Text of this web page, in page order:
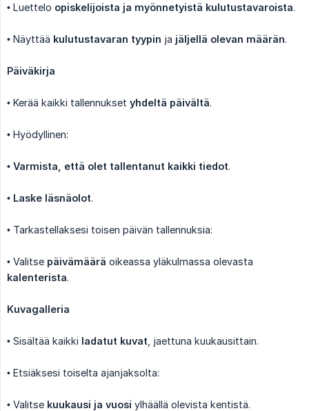
• Luettelo opiskelijoista ja myönnetyistä kulutustavaroista.
• Näyttää kulutustavaran tyypin ja jäljellä olevan määrän.
Päiväkirja
• Kerää kaikki tallennukset yhdeltä päivältä.
• Hyödyllinen:
• Varmista, että olet tallentanut kaikki tiedot.
• Laske läsnäolot.
• Tarkastellaksesi toisen päivän tallennuksia:
• Valitse päivämäärä oikeassa yläkulmassa olevasta
kalenterista.
Kuvagalleria
• Sisältää kaikki ladatut kuvat , jaettuna kuukausittain.
• Etsiäksesi toiselta ajanjaksolta:
• Valitse kuukausi ja vuosi ylhäällä olevista kentistä.